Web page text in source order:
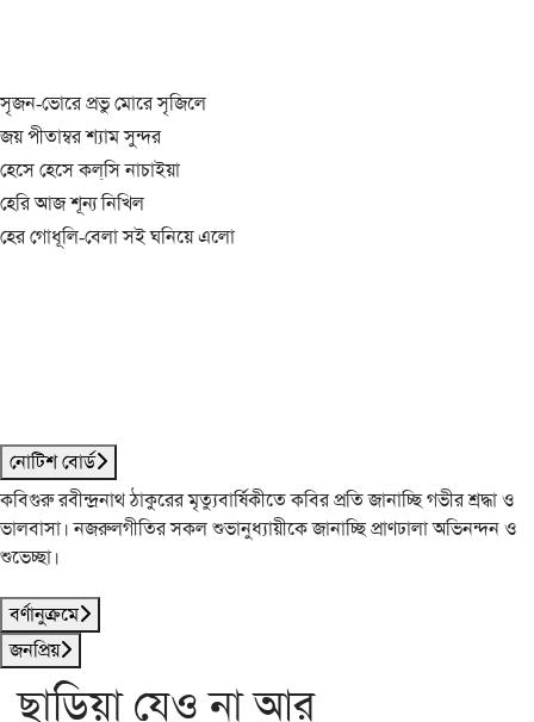
সৃজন-ভোরে প্রভু মোরে সৃজিলে
জয় পীতাম্বর শ্যাম সুন্দর
হেসে হেসে কল্‌সি নাচাইয়া
হেরি আজ শূন্য নিখিল
হের গোধূলি-বেলা সই ঘনিয়ে এলো
নোটিশ বোর্ড
কবিগুরু রবীন্দ্রনাথ ঠাকুরের মৃত্যুবার্ষিকীতে কবির প্রতি জানাচ্ছি গভীর শ্রদ্ধা ও
ভালবাসা। নজরুলগীতির সকল শুভানুধ্যায়ীকে জানাচ্ছি প্রাণঢালা অভিনন্দন ও
শুভেচ্ছা।
বর্ণানুক্রমে
জনপ্রিয়
ছাড়িয়া যেও না আর